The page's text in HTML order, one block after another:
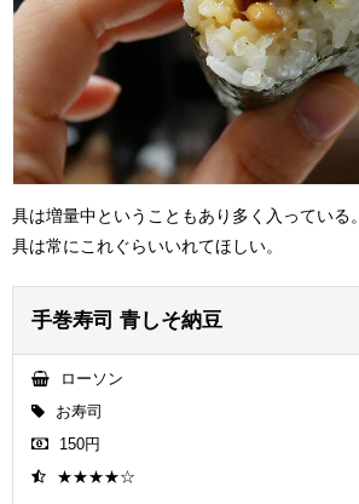
具は増量中ということもあり多く入っている。
具は常にこれぐらいいれてほしい。
手巻寿司 青しそ納豆
ローソン
お寿司
150円
★★★★☆